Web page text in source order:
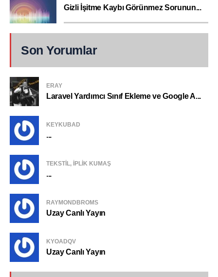
Gizli İşitme Kaybı Görünmez Sorunun...
Son Yorumlar
ERAY
Laravel Yardımcı Sınıf Ekleme ve Google A...
KEYKUBAD
...
TEKSTIL, IPLIK KUMAŞ
...
RAYMONDBROMS
Uzay Canlı Yayın
KYOADQV
Uzay Canlı Yayın